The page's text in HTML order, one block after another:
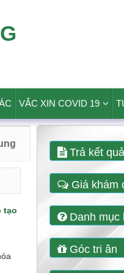
VẮC XIN COVID 19
tạo
Trả kết
Giá khám
Danh mục
Góc tri ân